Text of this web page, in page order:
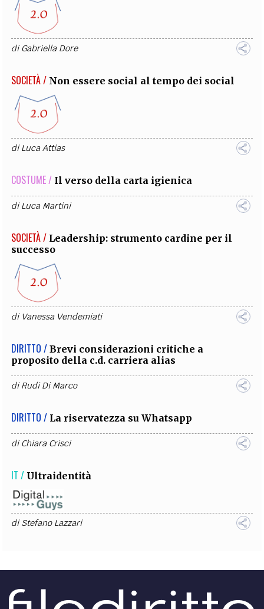
diGabriella Dore
SOCIETÀ / Non essere social al tempo dei social
diLuca Attias
COSTUME / Il verso della carta igienica
diLuca Martini
SOCIETÀ / Leadership: strumento cardine per il
successo
di Vanessa Vendemiati
DIRITTO / Brevi considerazioni critiche a
proposito della c.d. carriera alias
diRudi Di Marco
DIRITTO / La riservatezza su Whatsapp
diChiara Crisci
IT / Ultraidentità
diStefano Lazzari